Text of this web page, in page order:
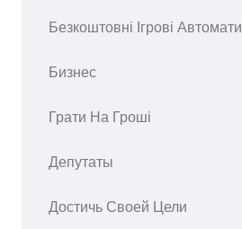
Безкоштовні Ігрові Автомати
Бизнес
Грати На Гроші
Депутаты
Достичь Своей Цели